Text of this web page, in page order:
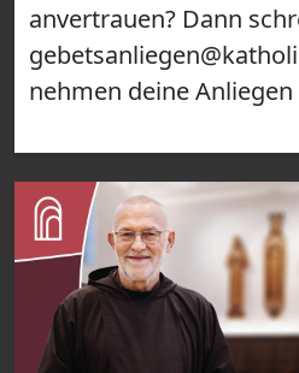
anvertrauen? Dann
nehmen deine